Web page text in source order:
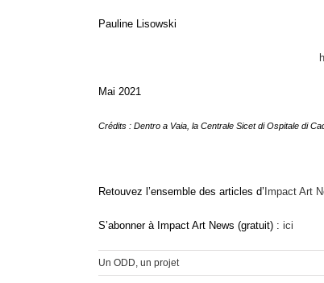
Pauline Lisowski
Mai 2021
Crédits : Dentro a Vaia, la Centrale Sicet di Ospitale di
Retouvez l’ensemble des articles d’ Impact Art
S’abonner à Impact Art News (gratuit) : ici
Un ODD, un projet